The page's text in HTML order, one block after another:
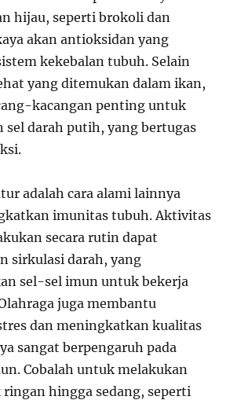
hijau, seperti brokoli dan
akan antioksidan yang
kekebalan tubuh. Selain
yang ditemukan dalam ikan,
kacangan penting untuk
sel darah putih, yang bertugas
adalah cara alami lainnya
imunitas tubuh. Aktivitas
secara rutin dapat
sirkulasi darah, yang
sel-sel imun untuk bekerja
juga membantu
dan meningkatkan kualitas
sangat berpengaruh pada
Cobalah untuk melakukan
hingga sedang, seperti